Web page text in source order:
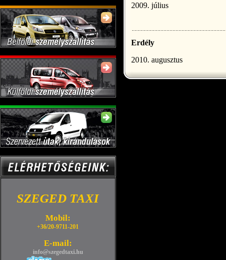
SZEGED TAXI
Mobil:
+36/20-9711-201
E-mail:
info@szegedtaxi.hu
2009. július
Erdély
2010. augusztus